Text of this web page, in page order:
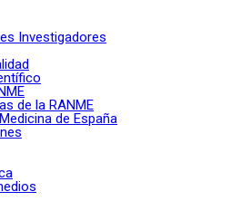
Investigadores
de la RANME
de España